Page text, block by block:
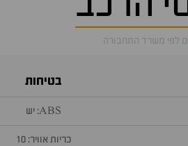
לפי משרד התחבורה
בטיחות
ABS: יש
כריות אוויר: 10